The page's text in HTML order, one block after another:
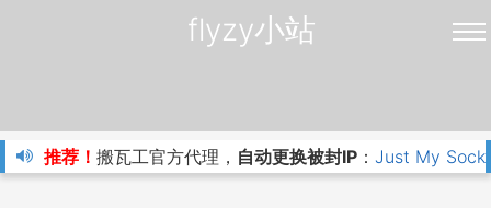
flyzy小站
推荐！ 搬瓦工官方代理， 自动更换被封IP ： Just My